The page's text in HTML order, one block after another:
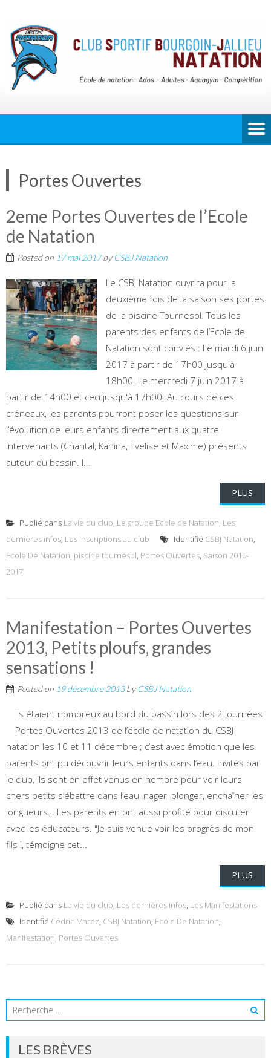
Portes Ouvertes
2eme Portes Ouvertes de l’Ecole
de Natation
Posted on 17 mai 2017by CSBJ Natation
Le CSBJ Natation ouvrira pour la
deuxième fois de la saison ses portes
de la piscine Tournesol. Tous les
parents des enfants de l’Ecole de
Natation sont conviés : Le mardi 6 juin
2017 à partir de 17h00 jusqu'à
18h00. Le mercredi 7 juin 2017 à
partir de 14h00 et ceci jusqu'à 17h00. Au cours de ces
créneaux, les parents pourront poser les questions sur
l’évolution de leurs enfants directement aux quatre
intervenants (Chantal, Kahina, Evelise et Maxime) présents
autour du bassin. I...
PLUS
Publié dans La vie du club, Le groupe Ecole de Natation, Les
dernières infos, Les Inscriptions au club Identifié CSBJ Natation,
Ecole De Natation, piscine tournesol, Portes Ouvertes, Saison 2016-
2017
Manifestation – Portes Ouvertes
2013, Petits ploufs, grandes
sensations !
Posted on 19 décembre 2013by CSBJ Natation
Ils étaient nombreux au bord du bassin lors des 2 journées
Portes Ouvertes 2013 de l’école de natation du CSBJ
natation les 10 et 11 décembre ; c’est avec émotion que les
parents ont pu découvrir leurs enfants dans l’eau. Invités par
le club, ils sont en effet venus en nombre pour voir leurs
chers petits s’ébattre dans l’eau, nager, plonger, enchaîner les
longueurs… Les parents en ont aussi profité pour discuter
avec les éducateurs. "Je suis venue voir les progrès de mon
fils !, témoigne cet...
PLUS
Publié dans La vie du club, Les dernières infos, Les Manifestations
Identifié Cédric Marez, CSBJ Natation, Ecole De Natation,
Manifestation, Portes Ouvertes
LES BRÈVES